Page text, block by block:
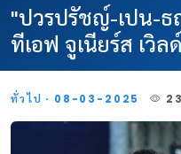
"ปวรปรัชญ์-เปน-ธ
ทีเอฟ จูเนียร์ส เวิล
ทั่วไป · 08-03-2025 23